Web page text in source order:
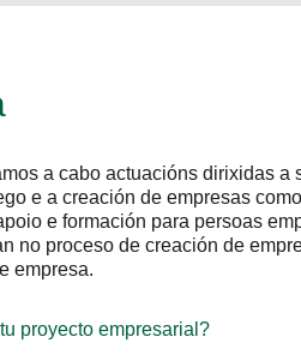
a cabo actuacións dirixidas a
de empresas como opción
para persoas
de creación de empresas,
proyecto empresarial?